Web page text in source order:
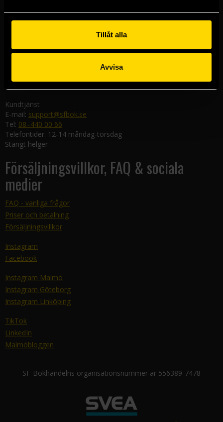
Tillåt alla
Avvisa
Malmöbutiken
582 19 Linköping
Kundtjänst
E-mail: support@sfbok.se
Tel: 08–440 00 66
Telefontider: 12-14 måndag-torsdag
Stängt helger
Försäljningsvillkor, FAQ & sociala
medier
FAQ - vanliga frågor
Priser och betalning
Försäljningsvillkor
Instagram
Facebook
Instagram Malmö
Instagram Göteborg
Instagram Linköping
TikTok
LinkedIn
Malmöbloggen
SF-Bokhandelns organisationsnummer är 556389-7478